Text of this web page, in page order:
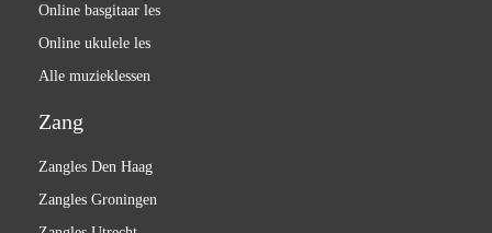
Online basgitaar les
Online ukulele les
Alle muzieklessen
Zang
Zangles Den Haag
Zangles Groningen